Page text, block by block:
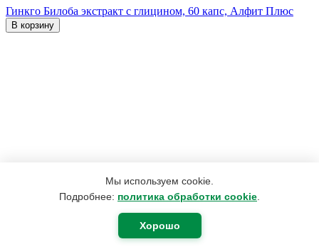
Мы используем cookie.
Подробнее: политика обработки cookie
Хорошо
Гинкго Билоба экстракт с глицином, 60 капс, Алфит Плюс
В корзину